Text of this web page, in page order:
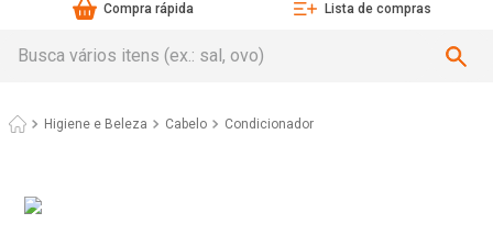
Compra rápida Lista de compras
Higiene e Beleza Cabelo Condicionador